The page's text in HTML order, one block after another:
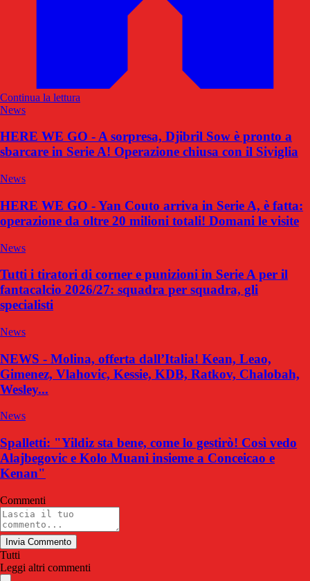
Continua la lettura
News
HERE WE GO - A sorpresa, Djibril Sow è pronto a
sbarcare in Serie A! Operazione chiusa con il Siviglia
News
HERE WE GO - Yan Couto arriva in Serie A, è fatta:
operazione da oltre 20 milioni totali! Domani le visite
News
Tutti i tiratori di corner e punizioni in Serie A per il
fantacalcio 2026/27: squadra per squadra, gli
specialisti
News
NEWS - Molina, offerta dall’Italia! Kean, Leao,
Gimenez, Vlahovic, Kessie, KDB, Ratkov, Chalobah,
Wesley...
News
Spalletti: "Yildiz sta bene, come lo gestirò! Così vedo
Alajbegovic e Kolo Muani insieme a Conceicao e
Kenan"
Commenti
Invia Commento
Tutti
Leggi altri commenti